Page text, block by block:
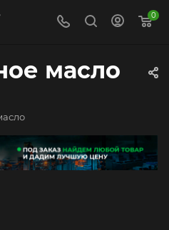
0
масло